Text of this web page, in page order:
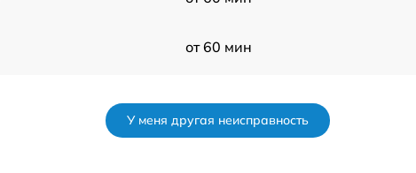
от 60 мин
У меня другая неисправность